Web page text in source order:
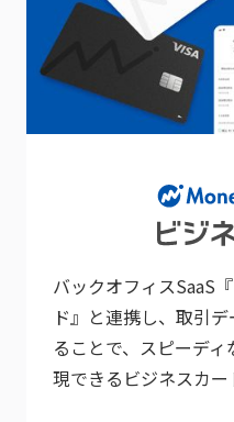
バックオフィスSaaS
ド』と連携し、取引
ることで、スピーデ
現できるビジネスカー